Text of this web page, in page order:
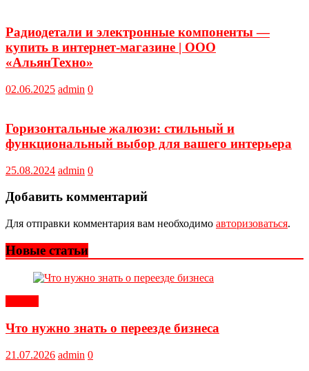
Радиодетали и электронные компоненты —
купить в интернет-магазине | OOO
«АльянТехно»
02.06.2025 admin 0
Горизонтальные жалюзи: стильный и
функциональный выбор для вашего интерьера
25.08.2024 admin 0
Добавить комментарий
Для отправки комментария вам необходимо авторизоваться.
Новые статьи
Что нужно знать о переезде бизнеса
21.07.2026 admin 0